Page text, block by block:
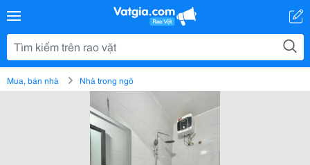
Mua, bán nhà Nhà trong ngõ